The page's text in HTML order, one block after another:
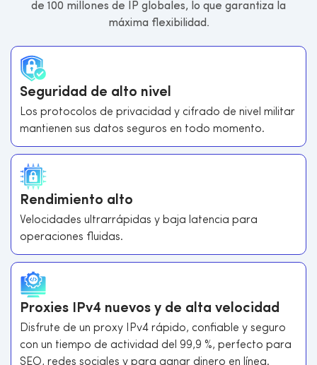
de 100 millones de IP globales, lo que garantiza la
máxima flexibilidad.
Seguridad de alto nivel
Los protocolos de privacidad y cifrado de nivel militar
mantienen sus datos seguros en todo momento.
Rendimiento alto
Velocidades ultrarrápidas y baja latencia para
operaciones fluidas.
Proxies IPv4 nuevos y de alta velocidad
Disfrute de un proxy IPv4 rápido, confiable y seguro
con un tiempo de actividad del 99,9 %, perfecto para
SEO, redes sociales y para ganar dinero en línea.